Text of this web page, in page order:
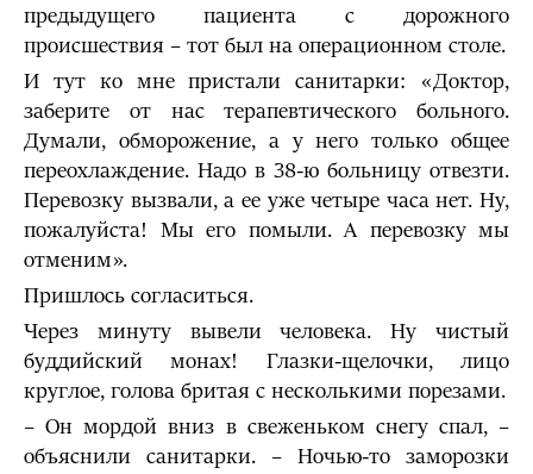
предыдущего пациента с дорожного
происшествия – тот был на операционном столе.
И тут ко мне пристали санитарки: «Доктор,
заберите от нас терапевтического больного.
Думали, обморожение, а у него только общее
переохлаждение. Надо в 38-ю больницу отвезти.
Перевозку вызвали, а ее уже четыре часа нет. Ну,
пожалуйста! Мы его помыли. А перевозку мы
отменим».
Пришлось согласиться.
Через минуту вывели человека. Ну чистый
буддийский монах! Глазки-щелочки, лицо
круглое, голова бритая с несколькими порезами.
– Он мордой вниз в свеженьком снегу спал, –
объяснили санитарки. – Ночью-то заморозки